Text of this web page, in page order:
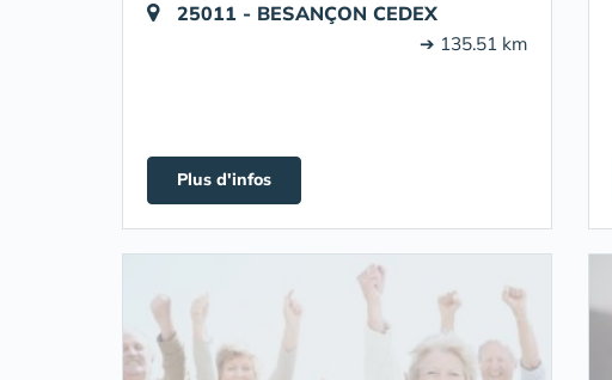
25011 - BESANÇON CEDEX
➔ 135.51 km
Plus d'infos